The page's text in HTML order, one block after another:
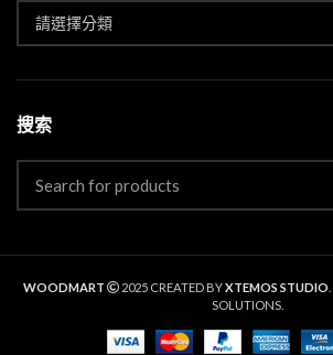
搜索
WOODMART 2025 CREATED BYXTEMOS STUDIO
SOLUTIONS.